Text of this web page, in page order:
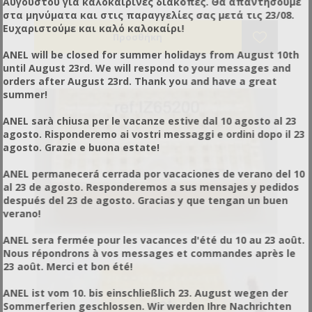
έχουμε περισσότερα από ένα βασιλο-κύτταρα δεν
κινδυνεύουμε να μας ξεφύγει μία βασίλισσα και να
σκοτώσει τις άλλες.
στα μηνύματα και στις παραγγελίες σας μετά τις 23/08.
Ευχαριστούμε και καλό καλοκαίρι!
ANEL will be closed for summer holidays from August 10th
until August 23rd. We will respond to your messages and
orders after August 23rd. Thank you and have a great
summer!
ANEL sarà chiusa per le vacanze estive dal 10 agosto al 23
agosto. Risponderemo ai vostri messaggi e ordini dopo il 23
agosto. Grazie e buona estate!
ANEL permanecerá cerrada por vacaciones de verano del 10
al 23 de agosto. Responderemos a sus mensajes y pedidos
después del 23 de agosto. Gracias y que tengan un buen
verano!
ANEL sera fermée pour les vacances d'été du 10 au 23 août.
Nous répondrons à vos messages et commandes après le
23 août. Merci et bon été!
ANEL ist vom 10. bis einschließlich 23. August wegen der
Sommerferien geschlossen. Wir werden Ihre Nachrichten